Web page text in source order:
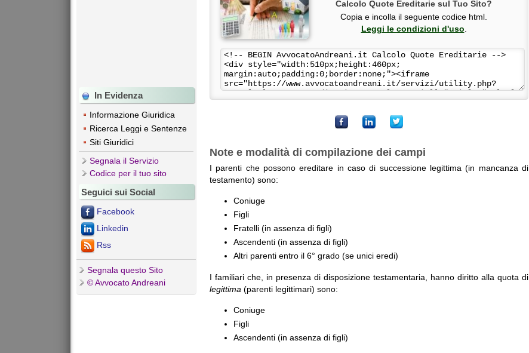
In Evidenza
Informazione Giuridica
Ricerca Leggi e Sentenze
Siti Giuridici
Segnala il Servizio
Codice per il tuo sito
Seguici sui Social
Facebook
Linkedin
Rss
Segnala questo Sito
© Avvocato Andreani
Calcolo Quote Ereditarie sul Tuo Sito?
Copia e incolla il seguente codice html.
Leggi le condizioni d'uso
Note e modalità di compilazione dei campi
I parenti che possono ereditare in caso di successione legittima (in mancanza di
testamento) sono:
Coniuge
Figli
Fratelli (in assenza di figli)
Ascendenti (in assenza di figli)
Altri parenti entro il 6° grado (se unici eredi)
I familiari che, in presenza di disposizione testamentaria, hanno diritto alla quota di
legittima (parenti legittimari) sono:
Coniuge
Figli
Ascendenti (in assenza di figli)